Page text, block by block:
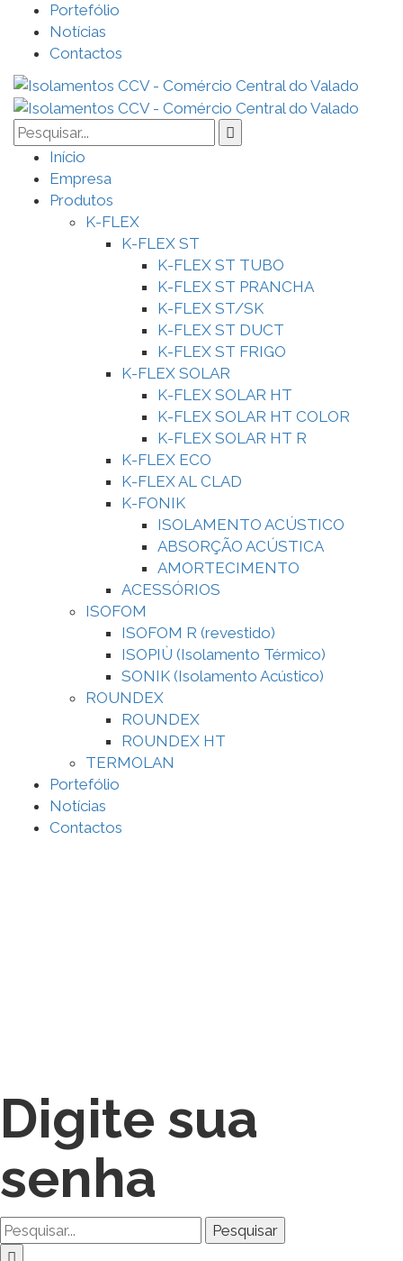
Portefólio
Notícias
Contactos
Início
Empresa
Produtos
K-FLEX
K-FLEX ST
K-FLEX ST TUBO
K-FLEX ST PRANCHA
K-FLEX ST/SK
K-FLEX ST DUCT
K-FLEX ST FRIGO
K-FLEX SOLAR
K-FLEX SOLAR HT
K-FLEX SOLAR HT COLOR
K-FLEX SOLAR HT R
K-FLEX ECO
K-FLEX AL CLAD
K-FONIK
ISOLAMENTO ACÚSTICO
ABSORÇÃO ACÚSTICA
AMORTECIMENTO
ACESSÓRIOS
ISOFOM
ISOFOM R (revestido)
ISOPIÙ (Isolamento Térmico)
SONIK (Isolamento Acústico)
ROUNDEX
ROUNDEX
ROUNDEX HT
TERMOLAN
Portefólio
Notícias
Contactos
Digite sua
senha
Pesquisar